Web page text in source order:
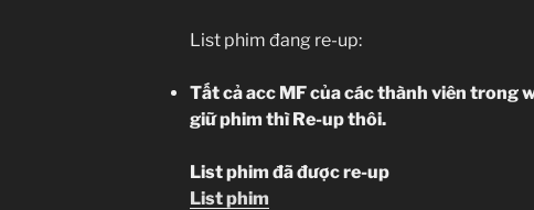
List phim đang re-up:
Tất cả acc MF của các thành viên trong
giữ phim thì Re-up thôi.
List phim đã được re-up
List phim